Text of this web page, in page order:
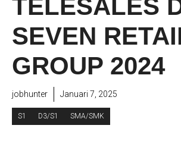
TELESALES
SEVEN
GROUP 2024
jobhunter Januari 7, 2025
S1 D3/S1 SMA/SMK